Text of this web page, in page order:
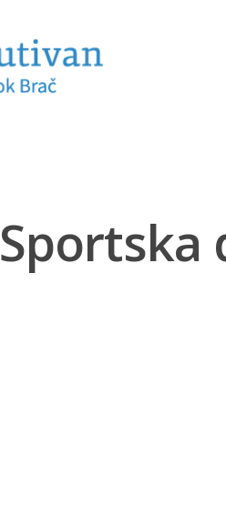
Sportska